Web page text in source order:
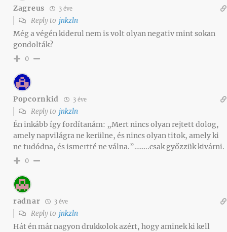
Zagreus 3 éve
Reply to jnkzln
Még a végén kiderul nem is volt olyan negativ mint sokan
gondolták?
0
Popcornkid 3 éve
Reply to jnkzln
Én inkább így fordítanám: „Mert nincs olyan rejtett dolog,
amely napvilágra ne kerülne, és nincs olyan titok, amely ki
ne tudódna, és ismertté ne válna.”……..csak győzzük kivárni.
0
radnar 3 éve
Reply to jnkzln
Hát én már nagyon drukkolok azért, hogy aminek ki kell